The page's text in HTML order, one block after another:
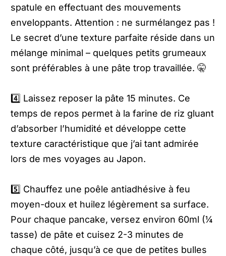
spatule en effectuant des mouvements
enveloppants. Attention : ne surmélangez pas !
Le secret d’une texture parfaite réside dans un
mélange minimal – quelques petits grumeaux
sont préférables à une pâte trop travaillée. 🤫
4️⃣ Laissez reposer la pâte 15 minutes. Ce
temps de repos permet à la farine de riz gluant
d’absorber l’humidité et développe cette
texture caractéristique que j’ai tant admirée
lors de mes voyages au Japon.
5️⃣ Chauffez une poêle antiadhésive à feu
moyen-doux et huilez légèrement sa surface.
Pour chaque pancake, versez environ 60ml (¼
tasse) de pâte et cuisez 2-3 minutes de
chaque côté, jusqu’à ce que de petites bulles